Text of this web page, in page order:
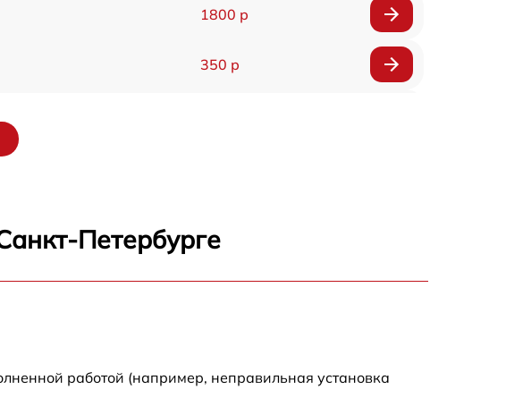
1800 р
350 р
Петербурге
работой (например, неправильная установка